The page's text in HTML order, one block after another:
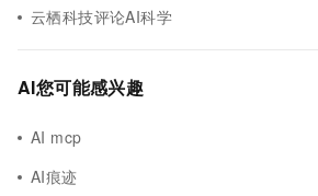
云栖科技评论AI科学
AI您可能感兴趣
AI mcp
AI痕迹